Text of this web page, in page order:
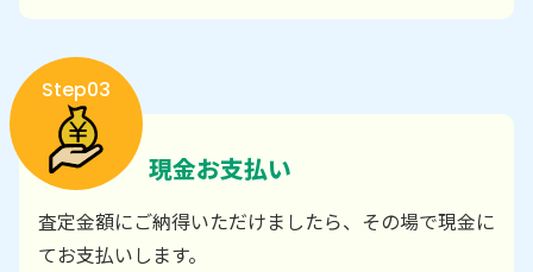
Step03
現金お支払い
査定金額にご納得いただけましたら、その場で現金に
てお支払いします。